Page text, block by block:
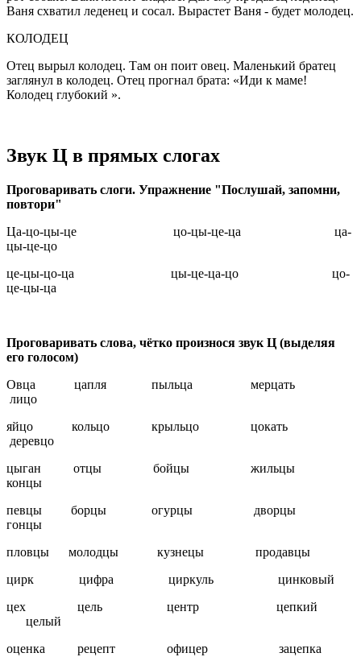
Ваня схватил леденец и сосал. Вырастет Ваня - будет молодец.
КОЛОДЕЦ
Отец вырыл колодец. Там он поит овец. Маленький братец
заглянул в колодец. Отец прогнал брата: «Иди к маме!
Колодец глубокий ».
Звук Ц в прямых слогах
Проговаривать слоги. Упражнение "Послушай, запомни,
повтори"
Ца-цо-цы-це цо-цы-це-ца ца-
цы-це-цо
це-цы-цо-ца цы-це-ца-цо цо-
це-цы-ца
Проговаривать слова, чётко произнося звук Ц (выделяя
его голосом)
Овца цапля пыльца мерцать
лицо
яйцо кольцо крыльцо цокать
деревцо
цыган отцы бойцы жильцы
концы
певцы борцы огурцы дворцы
гонцы
пловцы молодцы кузнецы продавцы
цирк цифра циркуль цинковый
цех цель центр цепкий
целый
оценка рецепт офицер зацепка